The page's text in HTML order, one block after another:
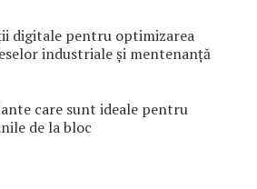
digitale pentru optimizarea
industriale și mentenanță
care sunt ideale pentru
de la bloc